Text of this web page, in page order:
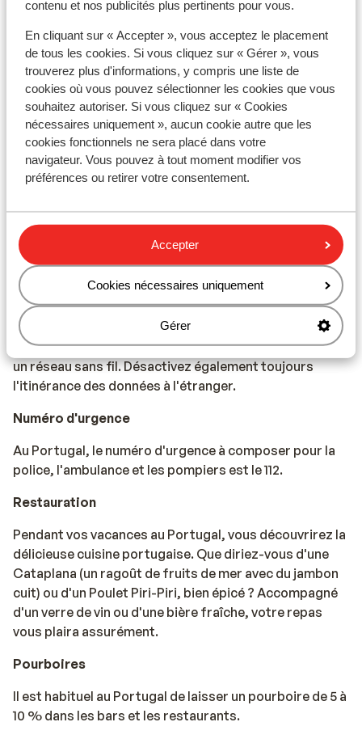
contenu et nos publicités plus pertinents pour vous.
En cliquant sur « Accepter », vous acceptez le placement
de tous les cookies. Si vous cliquez sur « Gérer », vous
trouverez plus d'informations, y compris une liste de
cookies où vous pouvez sélectionner les cookies que vous
souhaitez autoriser. Si vous cliquez sur « Cookies
nécessaires uniquement », aucun cookie autre que les
cookies fonctionnels ne sera placé dans votre
navigateur. Vous pouvez à tout moment modifier vos
préférences ou retirer votre consentement.
Accepter
Cookies nécessaires uniquement
Gérer
de 18 ans ou plus par chambre.
Vaccins
Pour obtenir des informations en temps réel sur les
vaccins ou d'autres sujets médicaux en rapport avec
les voyages, consultez le site Web de l'Institut de
Médecine Tropicale : https://www.itg.be
Vous pouvez utiliser votre téléphone mobile au
Portugal. Cependant, nous vous conseillons d'éviter
d'y recourir en raison de coûts élevés facturés par
l'opérateur en cas de déplacement à l'étranger.
Informez-vous auprès de lui avant de partir en
vacances. Si vous souhaitez utiliser Internet sur votre
smartphone, nous vous recommandons de le faire via
un réseau sans fil. Désactivez également toujours
l'itinérance des données à l'étranger.
Numéro d'urgence
Au Portugal, le numéro d'urgence à composer pour la
police, l'ambulance et les pompiers est le 112.
Restauration
Pendant vos vacances au Portugal, vous découvrirez la
délicieuse cuisine portugaise. Que diriez-vous d'une
Cataplana (un ragoût de fruits de mer avec du jambon
cuit) ou d'un Poulet Piri-Piri, bien épicé ? Accompagné
d'un verre de vin ou d'une bière fraîche, votre repas
vous plaira assurément.
Pourboires
Il est habituel au Portugal de laisser un pourboire de 5 à
10 % dans les bars et les restaurants.